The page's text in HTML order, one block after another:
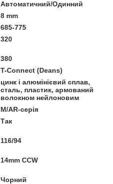
Автоматичний/Одинний
8 mm
685-775
320
380
T-Connect (Deans)
цинк і алюмінієвий сплав,
сталь, пластик, армований
волокном нейлоновим
M/AR-серія
Так
116/94
14mm CCW
Чорний